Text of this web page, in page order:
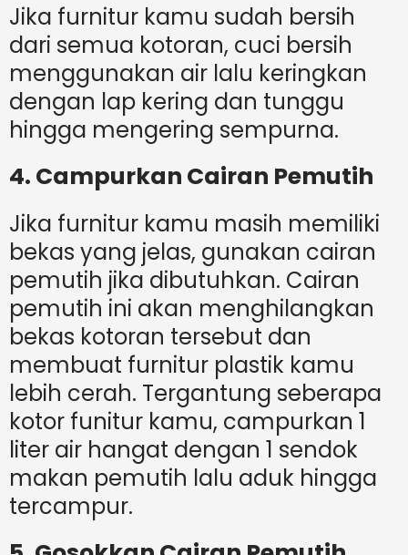
Jika furnitur kamu sudah bersih
dari semua kotoran, cuci bersih
menggunakan air lalu keringkan
dengan lap kering dan tunggu
hingga mengering sempurna.
4. Campurkan Cairan Pemutih
Jika furnitur kamu masih memiliki
bekas yang jelas, gunakan cairan
pemutih jika dibutuhkan. Cairan
pemutih ini akan menghilangkan
bekas kotoran tersebut dan
membuat furnitur plastik kamu
lebih cerah. Tergantung seberapa
kotor funitur kamu, campurkan 1
liter air hangat dengan 1 sendok
makan pemutih lalu aduk hingga
tercampur.